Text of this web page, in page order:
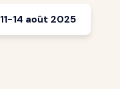
11-14 août 2025